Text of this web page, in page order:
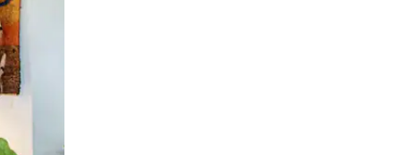
glisser.